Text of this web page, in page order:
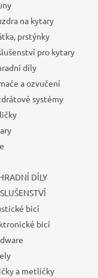
na kytary
prstýnky
pro kytary
díly
a ozvučení
systémy
DÍLY
bicí
bicí
a metličky